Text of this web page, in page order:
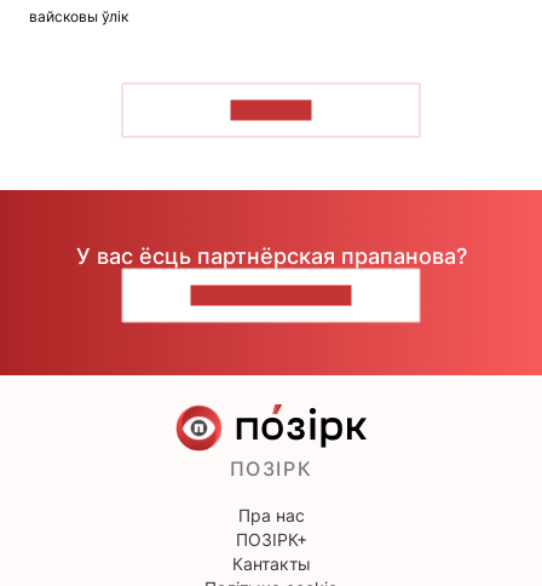
вайсковы ўлік
У вас ёсць партнёрская прапанова?
ПОЗІРК
Пра нас
ПОЗІРК+
Кантакты